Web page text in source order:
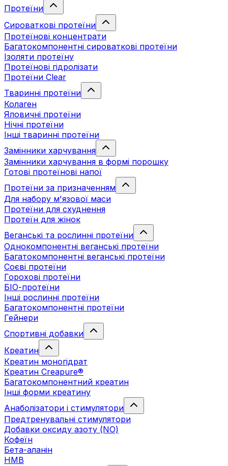
Протеїни
Сироваткові протеїни
Протеїнові концентрати
Багатокомпонентні сироваткові протеїни
Ізоляти протеїну
Протеїнові гідролізати
Протеїни Clear
Тваринні протеїни
Колаген
Яловичні протеїни
Нічні протеїни
Інші тваринні протеїни
Замінники харчування
Замінники харчування в формі порошку
Готові протеїнові напої
Протеїни за призначенням
Для набору м'язової маси
Протеїни для схуднення
Протеїн для жінок
Веганські та рослинні протеїни
Однокомпонентні веганські протеїни
Багатокомпонентні веганські протеїни
Cоєві протеїни
Горохові протеїни
БІО-протеїни
Інші рослинні протеїни
Багатокомпонентні протеїни
Гейнери
Спортивні добавки
Креатин
Креатин моногідрат
Креатин Creapure®
Багатокомпонентний креатин
Інші форми креатину
Анаболізатори і стимулятори
Предтренувальні стимулятори
Добавки оксиду азоту (NO)
Кофеїн
Бета-аланін
HMB